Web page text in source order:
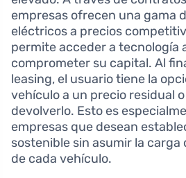
empresas ofrecen una gama
eléctricos a precios
permite acceder a tecnología
comprometer su capital. Al
leasing, el usuario tiene la
vehículo a un precio residual
devolverlo. Esto es
empresas que desean
sostenible sin asumir la
de cada vehículo.